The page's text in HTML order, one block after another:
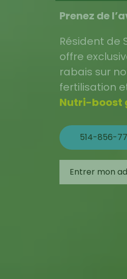
Prenez de
Résident de
offre
rabais sur
fertilisation
Nutri-boost
514-856-